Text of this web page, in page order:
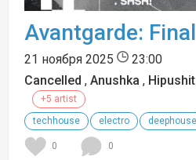
Avantgarde:
21 ноября 2025
23:00
Cancelled , Anushka , Hipushit
+5 artist
techhouse
electro deephouse
0 0